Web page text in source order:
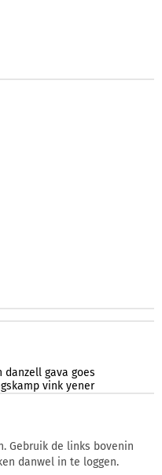
danzell gava goes
vink yener
Gebruik de links bovenin
danwel in te loggen.